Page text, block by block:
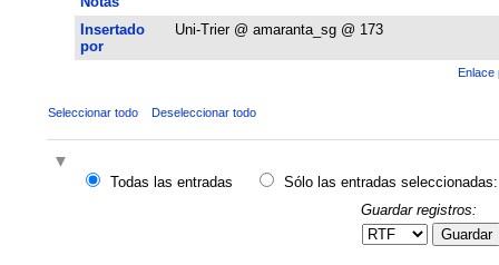
Insertado
por
Uni-Trier @ amaranta_sg @ 173
Enlace
Seleccionar todo Deseleccionar todo
Todas las entradas
Sólo las entradas seleccionadas:
Guardar registros:
Guardar